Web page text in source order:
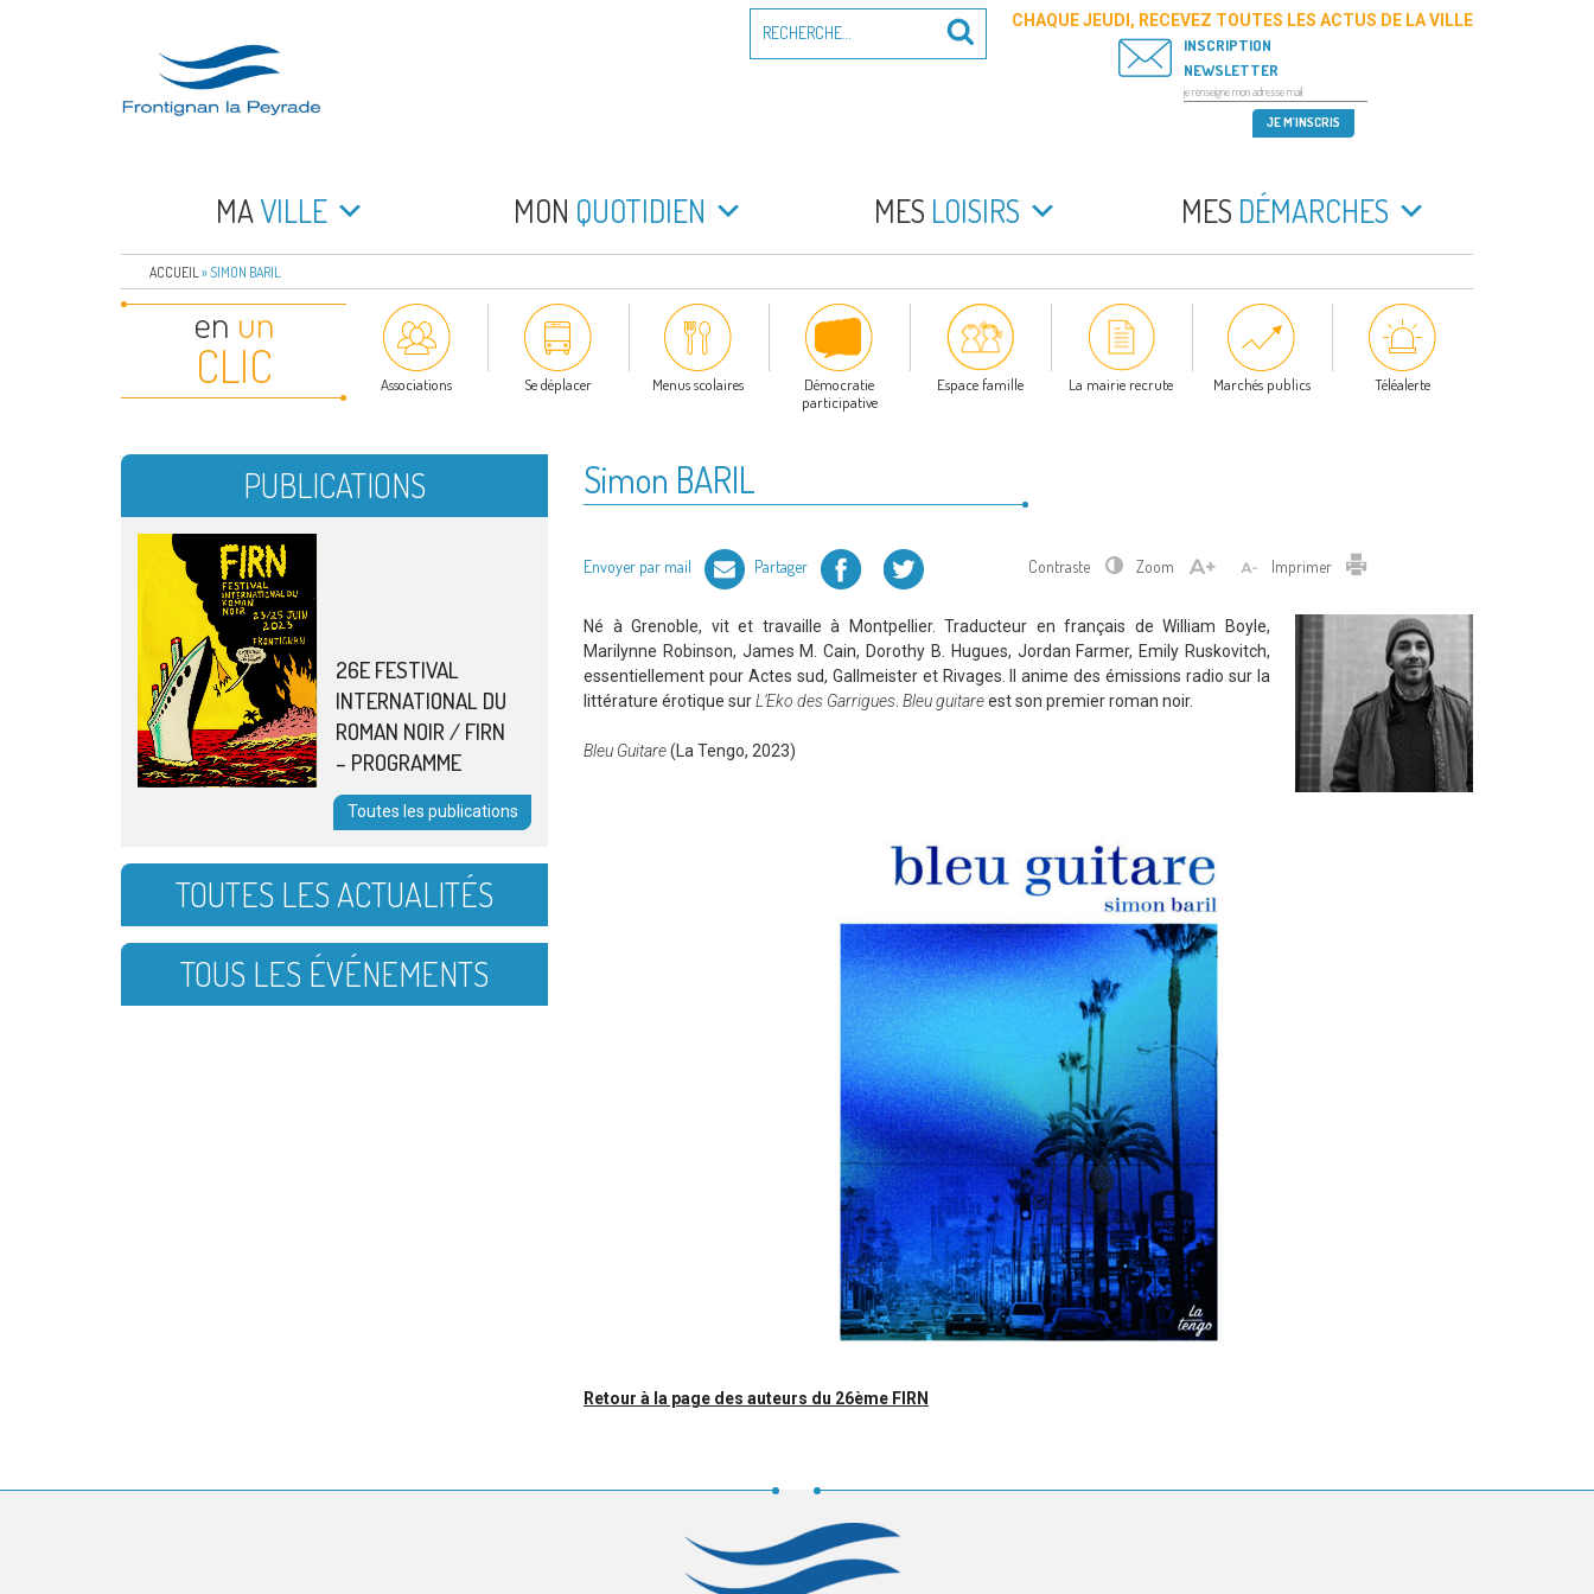
FRONTIGNAN LA PEYRADE
pour
Recherche
CHAQUE JEUDI, RECEVEZ TOUTES LES ACTUS DE LA VILLE
INSCRIPTION
NEWSLETTER
MAVILLE MON QUOTIDIEN MES LOISIRS MES DÉMARCHES
ACCUEIL » SIMON BARIL
en un
CLIC Associations Se déplacer Menus scolaires
Démocratie
participative
Espace famille La mairie recrute Marchés publics Téléalerte
Simon BARIL
Envoyer par mail Partager Facebook Twitter Contraste Zoom Imprimer Imprimer
Né à Grenoble, vit et travaille à Montpellier. Traducteur en français de William Boyle,
Marilynne Robinson, James M. Cain, Dorothy B. Hugues, Jordan Farmer, Emily Ruskovitch,
essentiellement pour Actes sud, Gallmeister et Rivages. Il anime des émissions radio sur la
littérature érotique surL’Eko des Garrigues Bleu guitareest son premier roman noir.
Bleu Guitare(La Tengo, 2023)
Retour à la page des auteurs du 26ème FIRN
PUBLICATIONS
26E FESTIVAL
INTERNATIONAL DU
ROMAN NOIR / FIRN
– PROGRAMME
Toutes les publications
TOUTES LES ACTUALITÉS
TOUS LES ÉVÉNEMENTS